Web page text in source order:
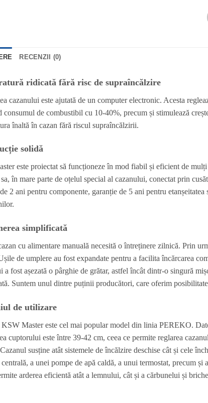
RECENZII (0)
ridicată fără risc de supraîncălzire
cazanului este ajutată de un computer electronic. Acesta
consumul de combustibil cu 10-40%, precum și stimulează
înaltă în cazan fără riscul supraîncălzirii.
solidă
este proiectat să funcționeze în mod fiabil și eficient de
în mare parte de oțelul special al cazanului, conectat prin
2 ani pentru componente, garanție de 5 ani pentru
simplificată
cu alimentare manuală necesită o întreținere zilnică. Prin
de umplere au fost expandate pentru a facilita încărcarea
a fost așezată o pârghie de grătar, astfel încât dintr-o singură
Suntem unul dintre puținii producători, care oferim
de utilizare
Master este cel mai popular model din linia PEREKO.
cuptorului este între 39-42 cm, ceea ce permite reglarea
susține atât sistemele de încălzire deschise cât și cele
a unei pompe de apă caldă, a unui termostat, precum
arderea eficientă atât a lemnului, cât și a cărbunelui și